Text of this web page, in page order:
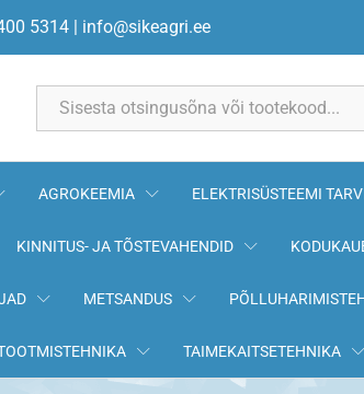
5314 | info@sikeagri.ee
AGROKEEMIA ELEKTRISÜSTEEMI
KINNITUS- JA TÕSTEVAHENDID
METSANDUS
TAIMEKAITSETEHNIKA
G100